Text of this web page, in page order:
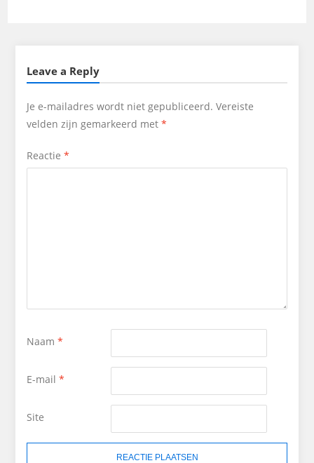
Leave a Reply
Je e-mailadres wordt niet gepubliceerd. Vereiste
velden zijn gemarkeerd met *
Reactie *
Naam *
E-mail *
Site